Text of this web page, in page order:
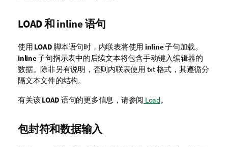
LOAD和inline语句
使用 LOAD 脚本语句时，内联表将使用 inline子句加载。
inline子句指示表中的后续文本将包含手动键入编辑器的
数据。除非另有说明，否则内联表使用 txt格式，其遵循分
隔文本文件的结构。
有关该LOAD 语句的更多信息，请参阅 Load。
包封符和数据输入